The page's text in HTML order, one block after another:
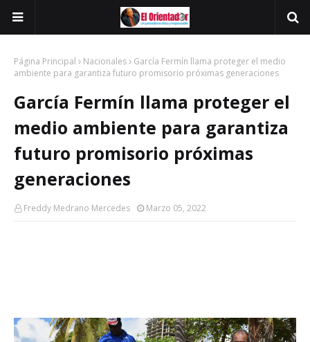
Página Principal Nacionales
García Fermín llama proteger el medio
ambiente para garantiza futuro promisorio próximas generaciones
García Fermín llama proteger el
medio ambiente para garantiza
futuro promisorio próximas
generaciones
Freddy Medrano Mercedes Marzo 05, 2022